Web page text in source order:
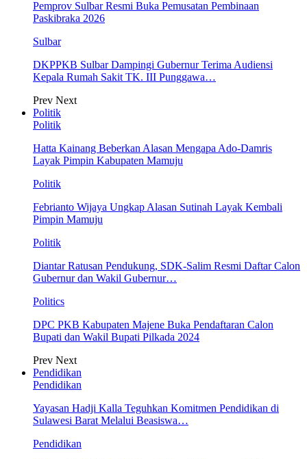
Pemprov Sulbar Resmi Buka Pemusatan Pembinaan
Paskibraka 2026
Sulbar
DKPPKB Sulbar Dampingi Gubernur Terima Audiensi
Kepala Rumah Sakit TK. III Punggawa…
Prev Next
Politik
Politik
Hatta Kainang Beberkan Alasan Mengapa Ado-Damris
Layak Pimpin Kabupaten Mamuju
Politik
Febrianto Wijaya Ungkap Alasan Sutinah Layak Kembali
Pimpin Mamuju
Politik
Diantar Ratusan Pendukung, SDK-Salim Resmi Daftar Calon
Gubernur dan Wakil Gubernur…
Politics
DPC PKB Kabupaten Majene Buka Pendaftaran Calon
Bupati dan Wakil Bupati Pilkada 2024
Prev Next
Pendidikan
Pendidikan
Yayasan Hadji Kalla Teguhkan Komitmen Pendidikan di
Sulawesi Barat Melalui Beasiswa…
Pendidikan